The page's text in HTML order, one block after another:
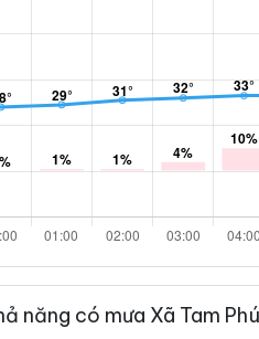
năng có mưa Xã Tam